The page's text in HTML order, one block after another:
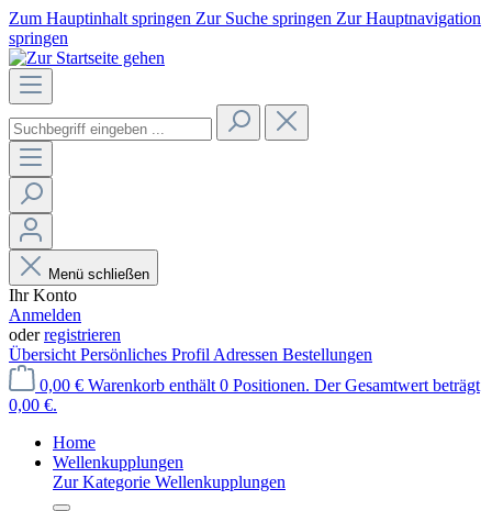
Zum Hauptinhalt springen Zur Suche springen Zur Hauptnavigation
springen
Menü schließen
Ihr Konto
Anmelden
oderregistrieren
Übersicht Persönliches Profil Adressen Bestellungen
0,00 € Warenkorb enthält 0 Positionen. Der Gesamtwert beträgt
0,00 €.
Home
Wellenkupplungen
Zur Kategorie Wellenkupplungen